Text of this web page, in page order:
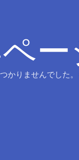
かりませんでした